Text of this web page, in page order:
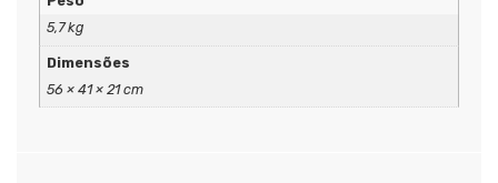
5,7 kg
Dimensões
56 × 41 × 21 cm